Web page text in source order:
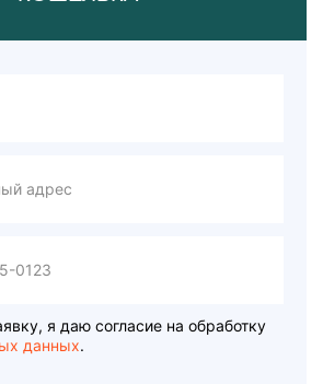
я даю согласие на обработку
данных.